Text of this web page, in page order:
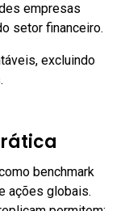
empresas
setor financeiro.
excluindo
benchmark
ações globais.